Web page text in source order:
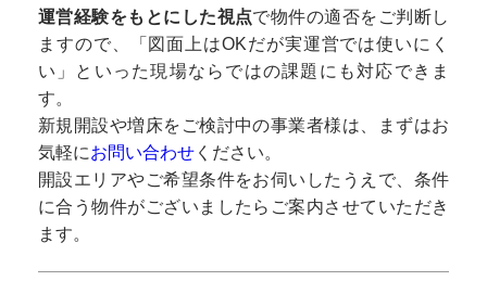
運営経験をもとにした視点で物件の適否をご判断し
ますので、「図面上はOKだが実運営では使いにく
い」といった現場ならではの課題にも対応できま
す。
新規開設や増床をご検討中の事業者様は、まずはお
気軽にお問い合わせ ください。
開設エリアやご希望条件をお伺いしたうえで、条件
に合う物件がございましたらご案内させていただき
ます。